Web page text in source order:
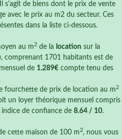
s'agit de biens dont le prix de vente
avec le prix au m2 du secteur. Ces
dans la liste ci-dessous.
au m 2 de la location sur la
comprenant 1701 habitants est de
de 1.289€ compte tenu des
fourchette de prix de location au m 2
un loyer théorique mensuel compris
indice de confiance de 8.64 / 10.
cette maison de 100 m 2, nous vous